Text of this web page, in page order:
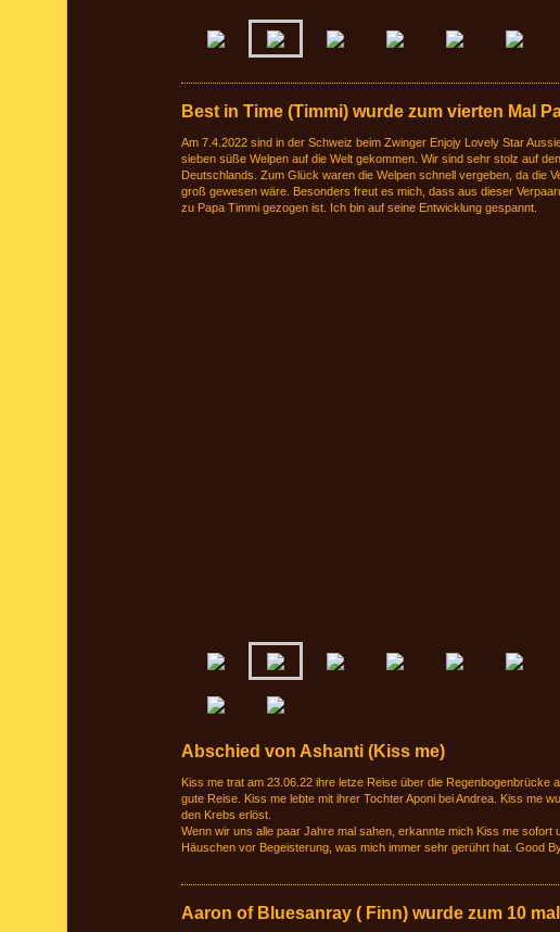
Best in Time (Timmi) wurde zum vierten Mal
Am 7.4.2022 sind in der Schweiz beim Zwinger Enjojy Lovely Star
sieben süße Welpen auf die Welt gekommen. Wir sind sehr stolz auf
Deutschlands. Zum Glück waren die Welpen schnell vergeben, da die
groß gewesen wäre. Besonders freut es mich, dass aus dieser
zu Papa Timmi gezogen ist. Ich bin auf seine Entwicklung gespannt.
Abschied von Ashanti (Kiss me)
Kiss me trat am 23.06.22 ihre letze Reise über die Regenbogenbrücke
gute Reise. Kiss me lebte mit ihrer Tochter Aponi bei Andrea. Kiss me
den Krebs erlöst.
Wenn wir uns alle paar Jahre mal sahen, erkannte mich Kiss me sofort
Häuschen vor Begeisterung, was mich immer sehr gerührt hat. Good
Aaron of Bluesanray ( Finn) wurde zum 10